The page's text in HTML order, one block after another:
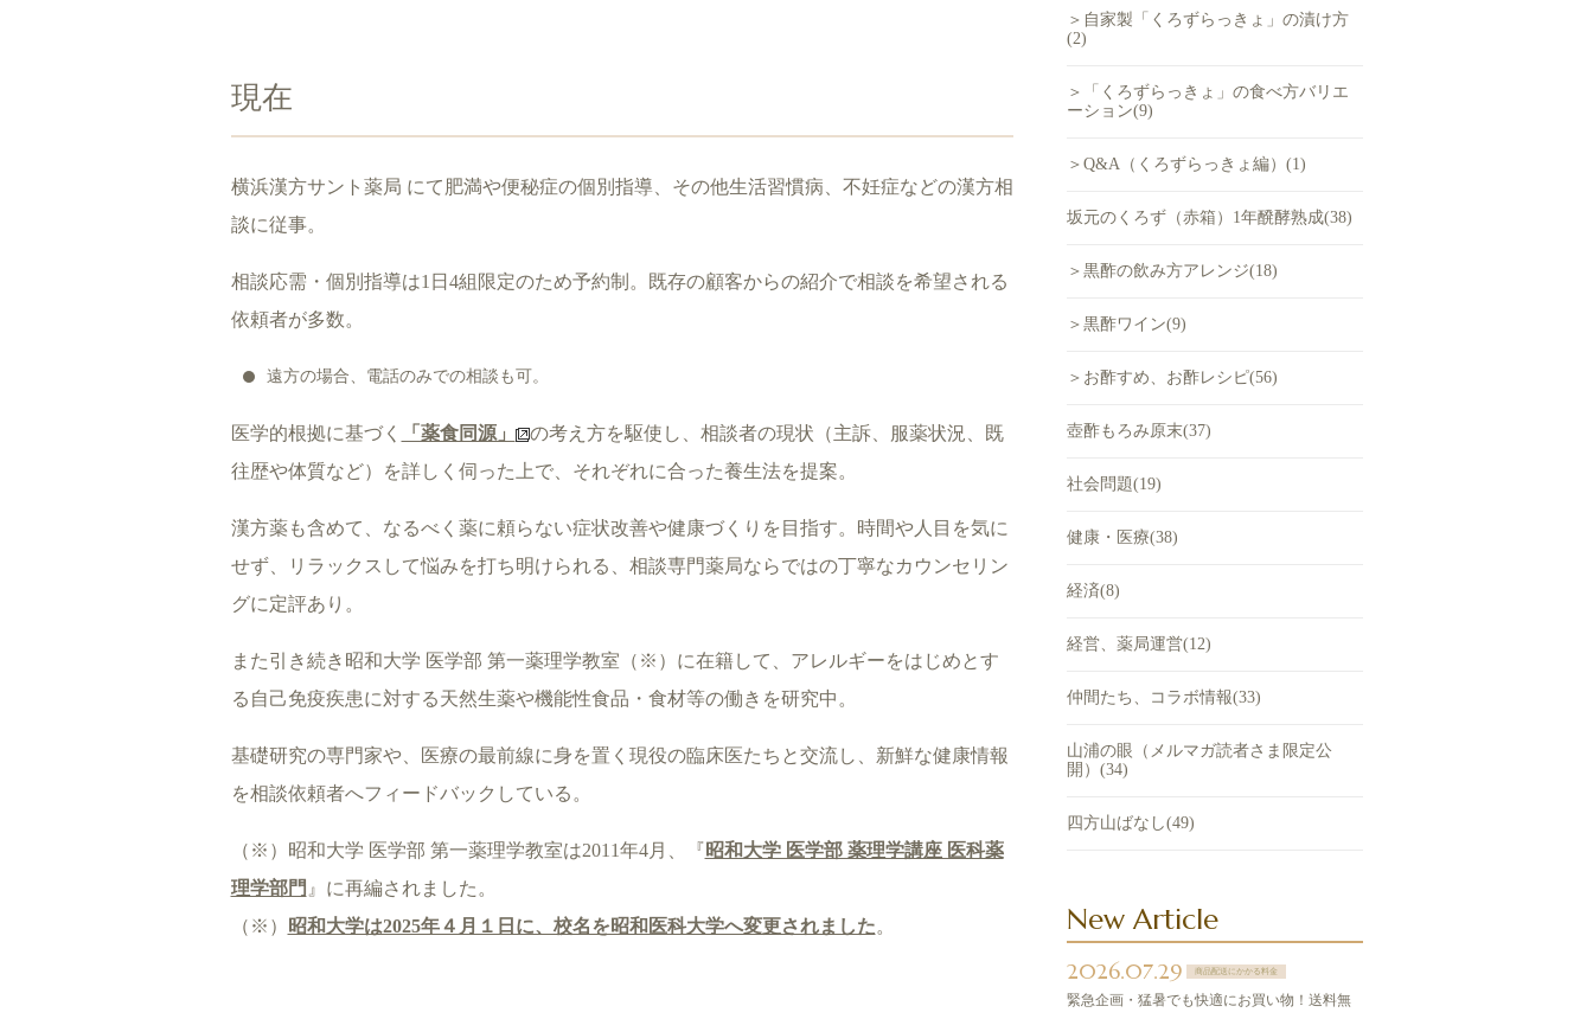
現在
横浜漢方サント薬局 にて肥満や便秘症の個別指導、その他生活習慣病、不妊症などの漢方相
談に従事。
相談応需・個別指導は1日4組限定のため予約制。既存の顧客からの紹介で相談を希望される
依頼者が多数。
遠方の場合、電話のみでの相談も可。
医学的根拠に基づく 「薬食同源」
の考え方を駆使し、相談者の現状（主訴、服薬状況、既
往歴や体質など）を詳しく伺った上で、それぞれに合った養生法を提案。
漢方薬も含めて、なるべく薬に頼らない症状改善や健康づくりを目指す。時間や人目を気に
せず、リラックスして悩みを打ち明けられる、相談専門薬局ならではの丁寧なカウンセリン
グに定評あり。
また引き続き昭和大学 医学部 第一薬理学教室（※）に在籍して、アレルギーをはじめとす
る自己免疫疾患に対する天然生薬や機能性食品・食材等の働きを研究中。
基礎研究の専門家や、医療の最前線に身を置く現役の臨床医たちと交流し、新鮮な健康情報
を相談依頼者へフィードバックしている。
（※）昭和大学 医学部 第一薬理学教室は2011年4月、『 昭和大学 医学部 薬理学講座 医科薬
理学部門 』に再編されました。
（※）
昭和大学は2025年４月１日に、校名を昭和医科大学へ変更されました。
＞自家製「くろずらっきょ」の漬け方
(2)
＞「くろずらっきょ」の食べ方バリエ
ーション(9)
＞Q&A（くろずらっきょ編）(1)
坂元のくろず（赤箱）1年醗酵熟成(38)
＞黒酢の飲み方アレンジ(18)
＞黒酢ワイン(9)
＞お酢すめ、お酢レシピ(56)
壺酢もろみ原末(37)
社会問題(19)
健康・医療(38)
経済(8)
経営、薬局運営(12)
仲間たち、コラボ情報(33)
山浦の眼（メルマガ読者さま限定公
開）(34)
四方山ばなし(49)
New Article
2026.07.29 商品配送にかかる料金
緊急企画・猛暑でも快適にお買い物！送料無